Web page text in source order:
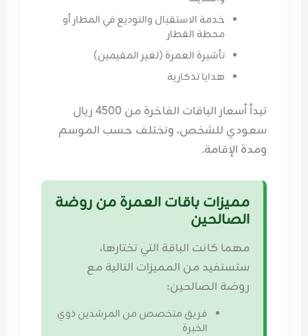
خدمة الاستقبال والتوديع في المطار أو
محطة القطار
تأشيرة العمرة (لغير المقيمين)
هدايا تذكارية
تبدأ أسعار الباقات الفاخرة من 4500 ريال
سعودي للشخص، وتختلف حسب الموسم
ومدة الإقامة.
مميزات باقات العمرة من روضة
الصالحين
مهما كانت الباقة التي تختارها،
ستستفيد من المميزات التالية مع
روضة الصالحين:
فريق متخصص من المرشدين ذوي
الخبرة